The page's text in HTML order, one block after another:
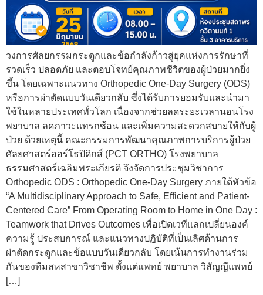
วงการศัลยกรรมกระดูกและข้อกำลังก้าวสู่ยุคแห่งการรักษาที่
รวดเร็ว ปลอดภัย และตอบโจทย์คุณภาพชีวิตของผู้ป่วยมากยิ่ง
ขึ้น โดยเฉพาะแนวทาง Orthopedic One-Day Surgery (ODS)
หรือการผ่าตัดแบบวันเดียวกลับ ซึ่งได้รับการยอมรับและนำมา
ใช้ในหลายประเทศทั่วโลก เนื่องจากช่วยลดระยะเวลานอนโรง
พยาบาล ลดภาวะแทรกซ้อน และเพิ่มความสะดวกสบายให้กับผู้
ป่วย ด้วยเหตุนี้ คณะกรรมการพัฒนาคุณภาพการบริการผู้ป่วย
ศัลยศาสตร์ออร์โธปิดิกส์ (PCT ORTHO) โรงพยาบาล
ธรรมศาสตร์เฉลิมพระเกียรติ จึงจัดการประชุมวิชาการ
Orthopedic ODS : Orthopedic One-Day Surgery ภายใต้หัวข้อ
“A Multidisciplinary Approach to Safe, Efficient and Patient-
Centered Care” From Operating Room to Home in One Day :
Teamwork that Drives Outcomes เพื่อเปิดเวทีแลกเปลี่ยนองค์
ความรู้ ประสบการณ์ และแนวทางปฏิบัติที่เป็นเลิศด้านการ
ผ่าตัดกระดูกและข้อแบบวันเดียวกลับ โดยเน้นการทำงานร่วม
กันของทีมสหสาขาวิชาชีพ ตั้งแต่แพทย์ พยาบาล วิสัญญีแพทย์
[…]